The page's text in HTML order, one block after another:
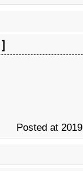
］
Posted at